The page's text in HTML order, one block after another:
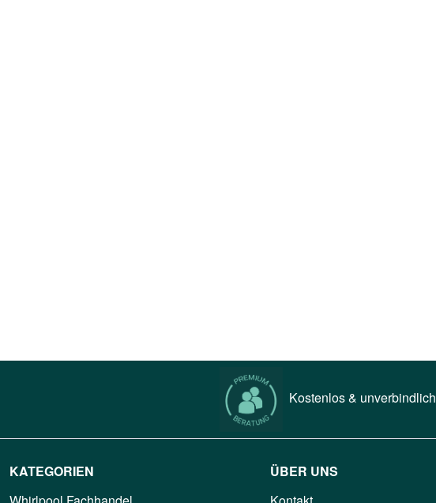
Kostenlos & unverbindlich
KATEGORIEN
ÜBER UNS